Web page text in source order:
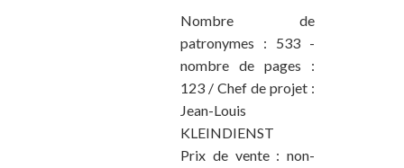
Nombre de
patronymes : 533 -
nombre de pages :
123 / Chef de projet :
Jean-Louis
KLEINDIENST
Prix de vente : non-